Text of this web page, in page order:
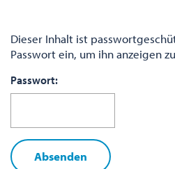
Dieser Inhalt ist
Passwort ein, um ihn anzeigen
Passwort: